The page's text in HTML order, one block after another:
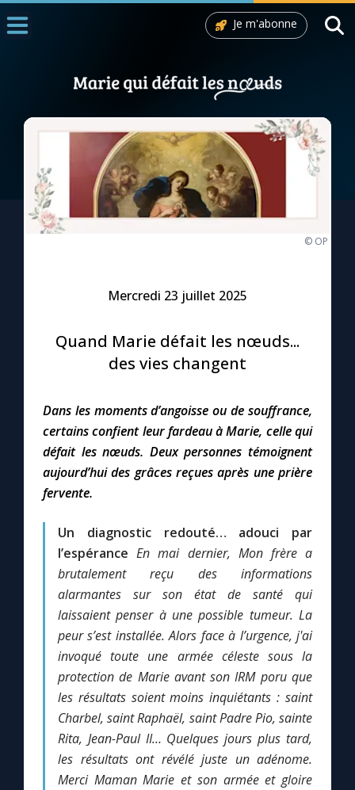
1000 Raisons de Croire
L'actualité de la semaine
La vidéo de la semaine
Le magazine
Le site internet
Questions-réponses
Prier au quotidien
Avec Thérèse de Lisieux
L'Évangile chaque jour
Les premiers samedis du mois
Marie qui défait les nœuds
Je m'abonne
© OP
Mercredi 23 juillet 2025
Quand Marie défait les nœuds...
des vies changent
Dans les moments d’angoisse ou de souffrance,
certains confient leur fardeau à Marie, celle qui
défait les nœuds. Deux personnes témoignent
aujourd’hui des grâces reçues après une prière
fervente.
Un diagnostic redouté… adouci par
l’espéranceEn mai dernier, Mon frère a
brutalement reçu des informations
alarmantes sur son état de santé qui
laissaient penser à une possible tumeur. La
peur s’est installée. Alors face à l’urgence, j'ai
invoqué toute une armée céleste sous la
protection de Marie avant son IRM poru que
les résultats soient moins inquiétants : saint
Charbel, saint Raphaël, saint Padre Pio, sainte
Rita, Jean-Paul II… Quelques jours plus tard,
les résultats ont révélé juste un adénome.
Merci Maman Marie et son armée et gloire